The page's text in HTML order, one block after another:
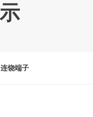
连饶端子